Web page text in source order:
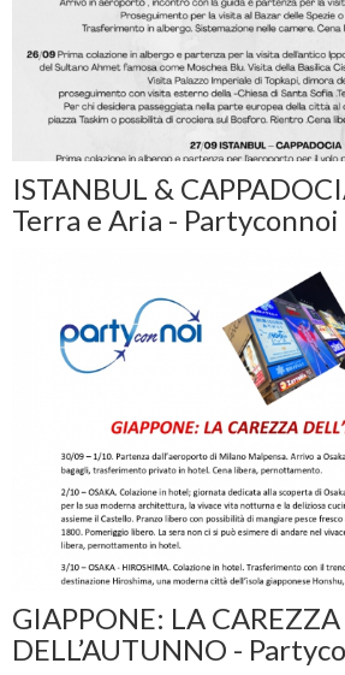
ISTANBUL &
Terra e Aria - Partyconnoi
GIAPPONE: LA CAREZZA
DELL’AUTUNNO -